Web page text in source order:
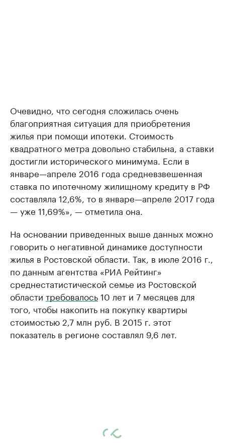
Очевидно, что сегодня сложилась очень
благоприятная ситуация для приобретения
жилья при помощи ипотеки. Стоимость
квадратного метра довольно стабильна, а ставки
достигли исторического минимума. Если в
январе—апреле 2016 года средневзвешенная
ставка по ипотечному жилищному кредиту в РФ
составляла 12,6%, то в январе—апреле 2017 года
— уже 11,69%», — отметила она.
На основании приведенных выше данных можно
говорить о негативной динамике доступности
жилья в Ростовской области. Так, в июле 2016 г.,
по данным агентства «РИА Рейтинг»
среднестатистической семье из Ростовской
области требовалось10 лет и 7 месяцев для
того, чтобы накопить на покупку квартиры
стоимостью 2,7 млн руб. В 2015 г. этот
показатель в регионе составлял 9,6 лет.